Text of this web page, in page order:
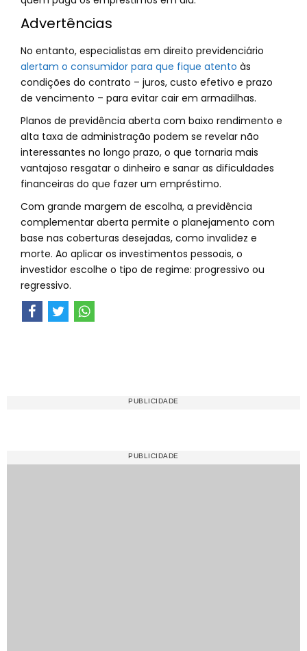
Advertências
No entanto, especialistas em direito previdenciário
alertam o consumidor para que fique atento às
condições do contrato – juros, custo efetivo e prazo
de vencimento – para evitar cair em armadilhas.
Planos de previdência aberta com baixo rendimento e
alta taxa de administração podem se revelar não
interessantes no longo prazo, o que tornaria mais
vantajoso resgatar o dinheiro e sanar as dificuldades
financeiras do que fazer um empréstimo.
Com grande margem de escolha, a previdência
complementar aberta permite o planejamento com
base nas coberturas desejadas, como invalidez e
morte. Ao aplicar os investimentos pessoais, o
investidor escolhe o tipo de regime: progressivo ou
regressivo.